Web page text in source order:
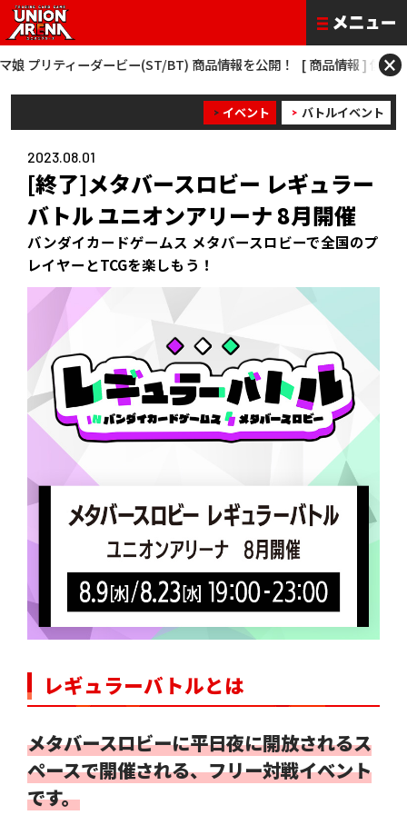
ーダービー(ST/BT) 商品情報を公開！ [ 商品情報 ] 僕のヒーローアカ
×
イベント バトルイベント
2023.08.01
[終了]メタバースロビー レギュラー
バトル ユニオンアリーナ 8月開催
バンダイカードゲームス メタバースロビーで全国のプ
レイヤーとTCGを楽しもう！
レギュラーバトルとは
メタバースロビーに平日夜に開放されるス
ペースで開催される、フリー対戦イベント
です。